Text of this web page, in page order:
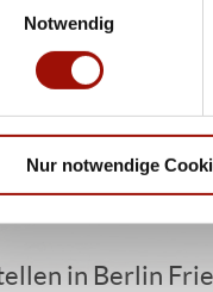
Notwendig
Nur notwendige
Berlin
Pizza Max in
Du den
10369, 10405,
Deine Bestellung in
liefern bereits
Du musst dann
in Berlin